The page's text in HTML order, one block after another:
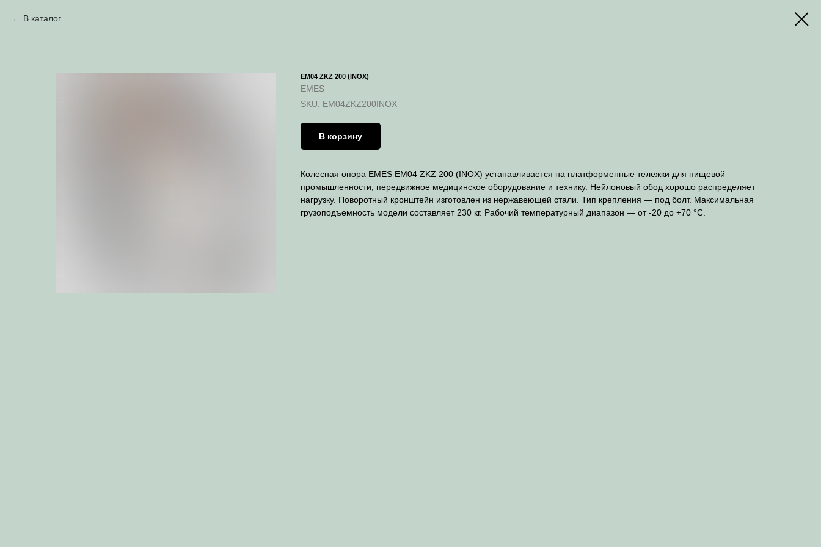
В каталог
EM04 ZKZ 200 (INOX)
EMES
SKU: EM04ZKZ200INOX
В корзину
Колесная опора EMES EM04 ZKZ 200 (INOX) устанавливается на платформенные тележки для пищевой
промышленности, передвижное медицинское оборудование и технику. Нейлоновый обод хорошо распределяет
нагрузку. Поворотный кронштейн изготовлен из нержавеющей стали. Тип крепления — под болт. Максимальная
грузоподъемность модели составляет 230 кг. Рабочий температурный диапазон — от -20 до +70 °С.